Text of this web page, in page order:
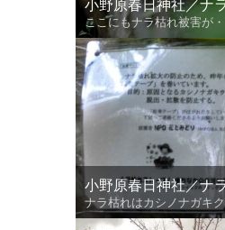
小野原春日神社／ナ
ここにもナラ枯れ被害が・
小野原春日神社／ナ
ナラ枯れはカシノナガキ